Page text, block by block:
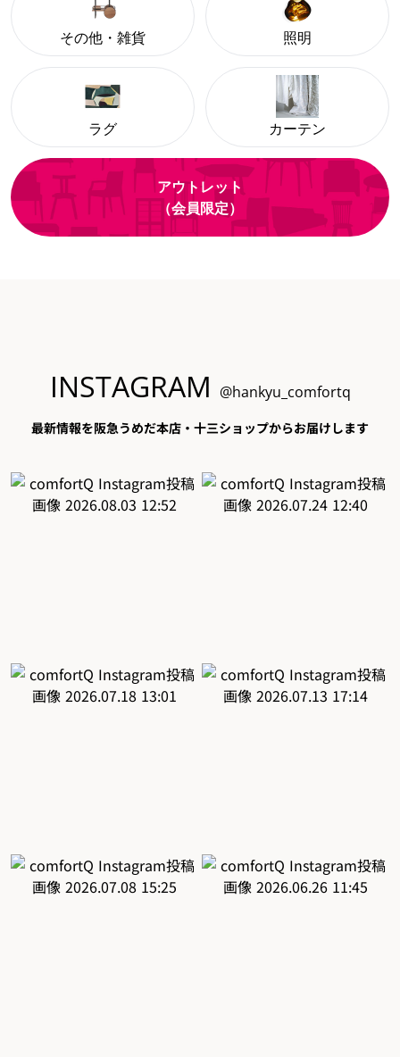
その他・雑貨 照明
ラグ カーテン
アウトレット
（会員限定）
INSTAGRAM @hankyu_comfortq
最新情報を阪急うめだ本店・十三ショップからお届けします